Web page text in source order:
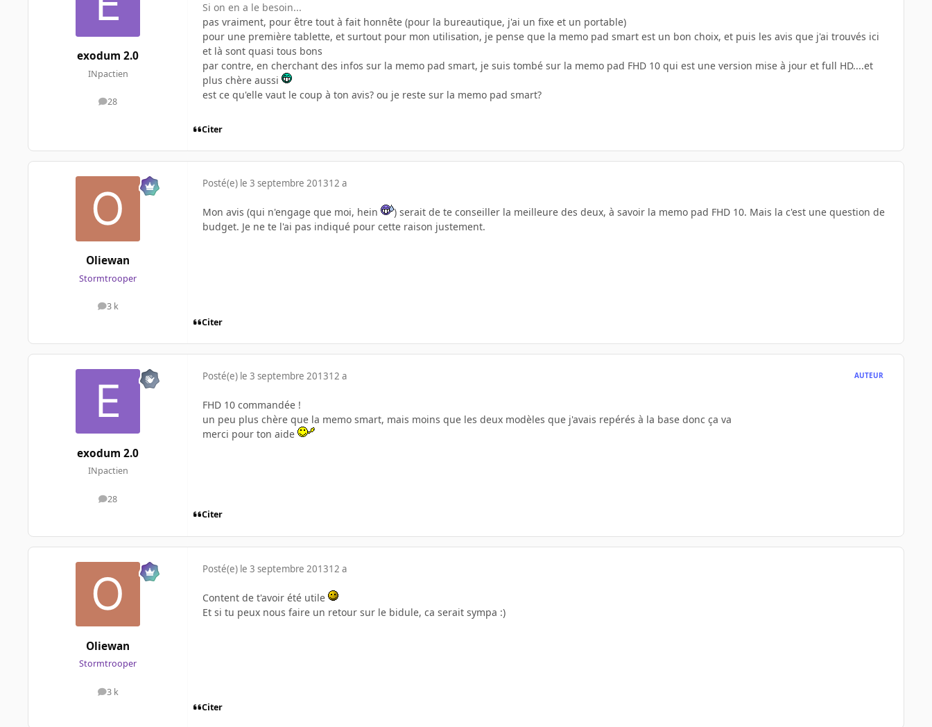
exodum 2.0
INpactien
28
messages
Si on en a le besoin...
pas vraiment, pour être tout à fait honnête (pour la bureautique, j'ai un fixe et un portable)
pour une première tablette, et surtout pour mon utilisation, je pense que la memo pad smart est un bon choix, et puis les avis que j'ai trouvés ici
et là sont quasi tous bons
par contre, en cherchant des infos sur la memo pad smart, je suis tombé sur la memo pad FHD 10 qui est une version mise à jour et full HD....et
plus chère aussi
est ce qu'elle vaut le coup à ton avis? ou je reste sur la memo pad smart?
Citer
Oliewan
Stormtrooper
3 k
messages
Posté(e) le 3 septembre 201312 a
Mon avis (qui n'engage que moi, hein
) serait de te conseiller la meilleure des deux, à savoir la memo pad FHD 10. Mais la c'est une question de
budget. Je ne te l'ai pas indiqué pour cette raison justement.
Citer
exodum 2.0
INpactien
28
messages
Posté(e) le 3 septembre 201312 a AUTEUR
FHD 10 commandée !
un peu plus chère que la memo smart, mais moins que les deux modèles que j'avais repérés à la base donc ça va
merci pour ton aide
Citer
Oliewan
Stormtrooper
3 k
messages
Posté(e) le 3 septembre 201312 a
Content de t'avoir été utile
Et si tu peux nous faire un retour sur le bidule, ca serait sympa :)
Citer